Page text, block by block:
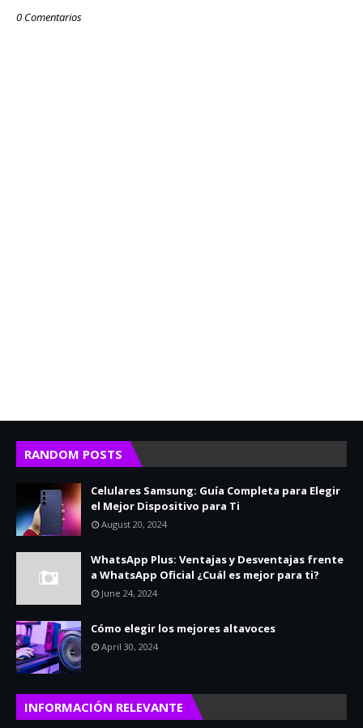
0 Comentarios
RANDOM POSTS
Celulares Samsung: Guía Completa para Elegir
el Mejor Dispositivo para Ti
August 20, 2024
WhatsApp Plus: Ventajas y Desventajas frente
a WhatsApp Oficial ¿Cuál es mejor para ti?
June 24, 2024
Cómo elegir los mejores altavoces
April 30, 2024
INFORMACIÓN RELEVANTE